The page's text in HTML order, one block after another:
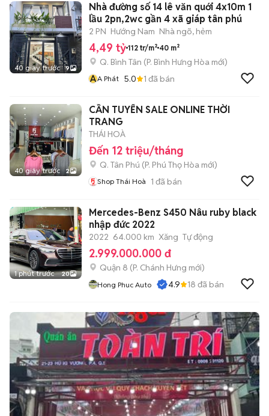
40 giây trước 9
Nhà đường số 14 lê văn quới 4x10m 1
lầu 2pn,2wc gần 4 xã giáp tân phú
2 PN Hướng Nam Nhà ngõ, hẻm
4,49 tỷ 112 tr/m² 40 m²
Q. Bình Tân (P. Bình Hưng Hòa mới)
AA Phát 5.0 1 đã bán
40 giây trước 2
CẦN TUYỂN SALE ONLINE THỜI
TRANG
THÁI HOÀ
Đến 12 triệu/tháng
Q. Tân Phú (P. Phú Thọ Hòa mới)
Shop Thái Hoà 1 đã bán
1 phút trước 20
Mercedes-Benz S450 Nâu ruby black
nhập đức 2022
2022 64.000 km Xăng Tự động
2.999.000.000 đ
Quận 8 (P. Chánh Hưng mới)
Hong Phuc Auto 4.9 18 đã bán